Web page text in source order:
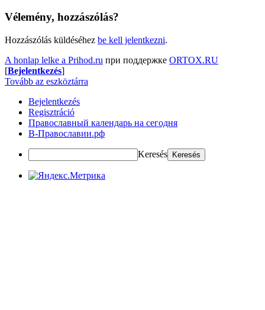
Vélemény, hozzászólás?
Hozzászólás küldéséhez be kell jelentkezni.
A honlap lelke a Prihod.ru при поддержке ORTOX.RU
[Bejelentkezés]
Tovább az eszköztárra
Bejelentkezés
Regisztráció
Православный календарь на сегодня
В-Православии.рф
Keresés